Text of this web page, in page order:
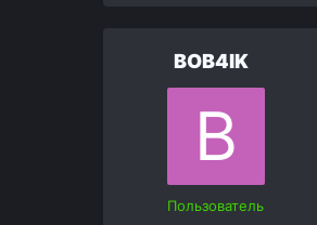
BOB4IK
Пользователь